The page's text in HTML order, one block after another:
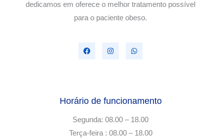
dedicamos em oferece o melhor tratamento possível
para o paciente obeso.
Horário de funcionamento
Segunda: 08.00 – 18.00
Terça-feira : 08.00 – 18.00